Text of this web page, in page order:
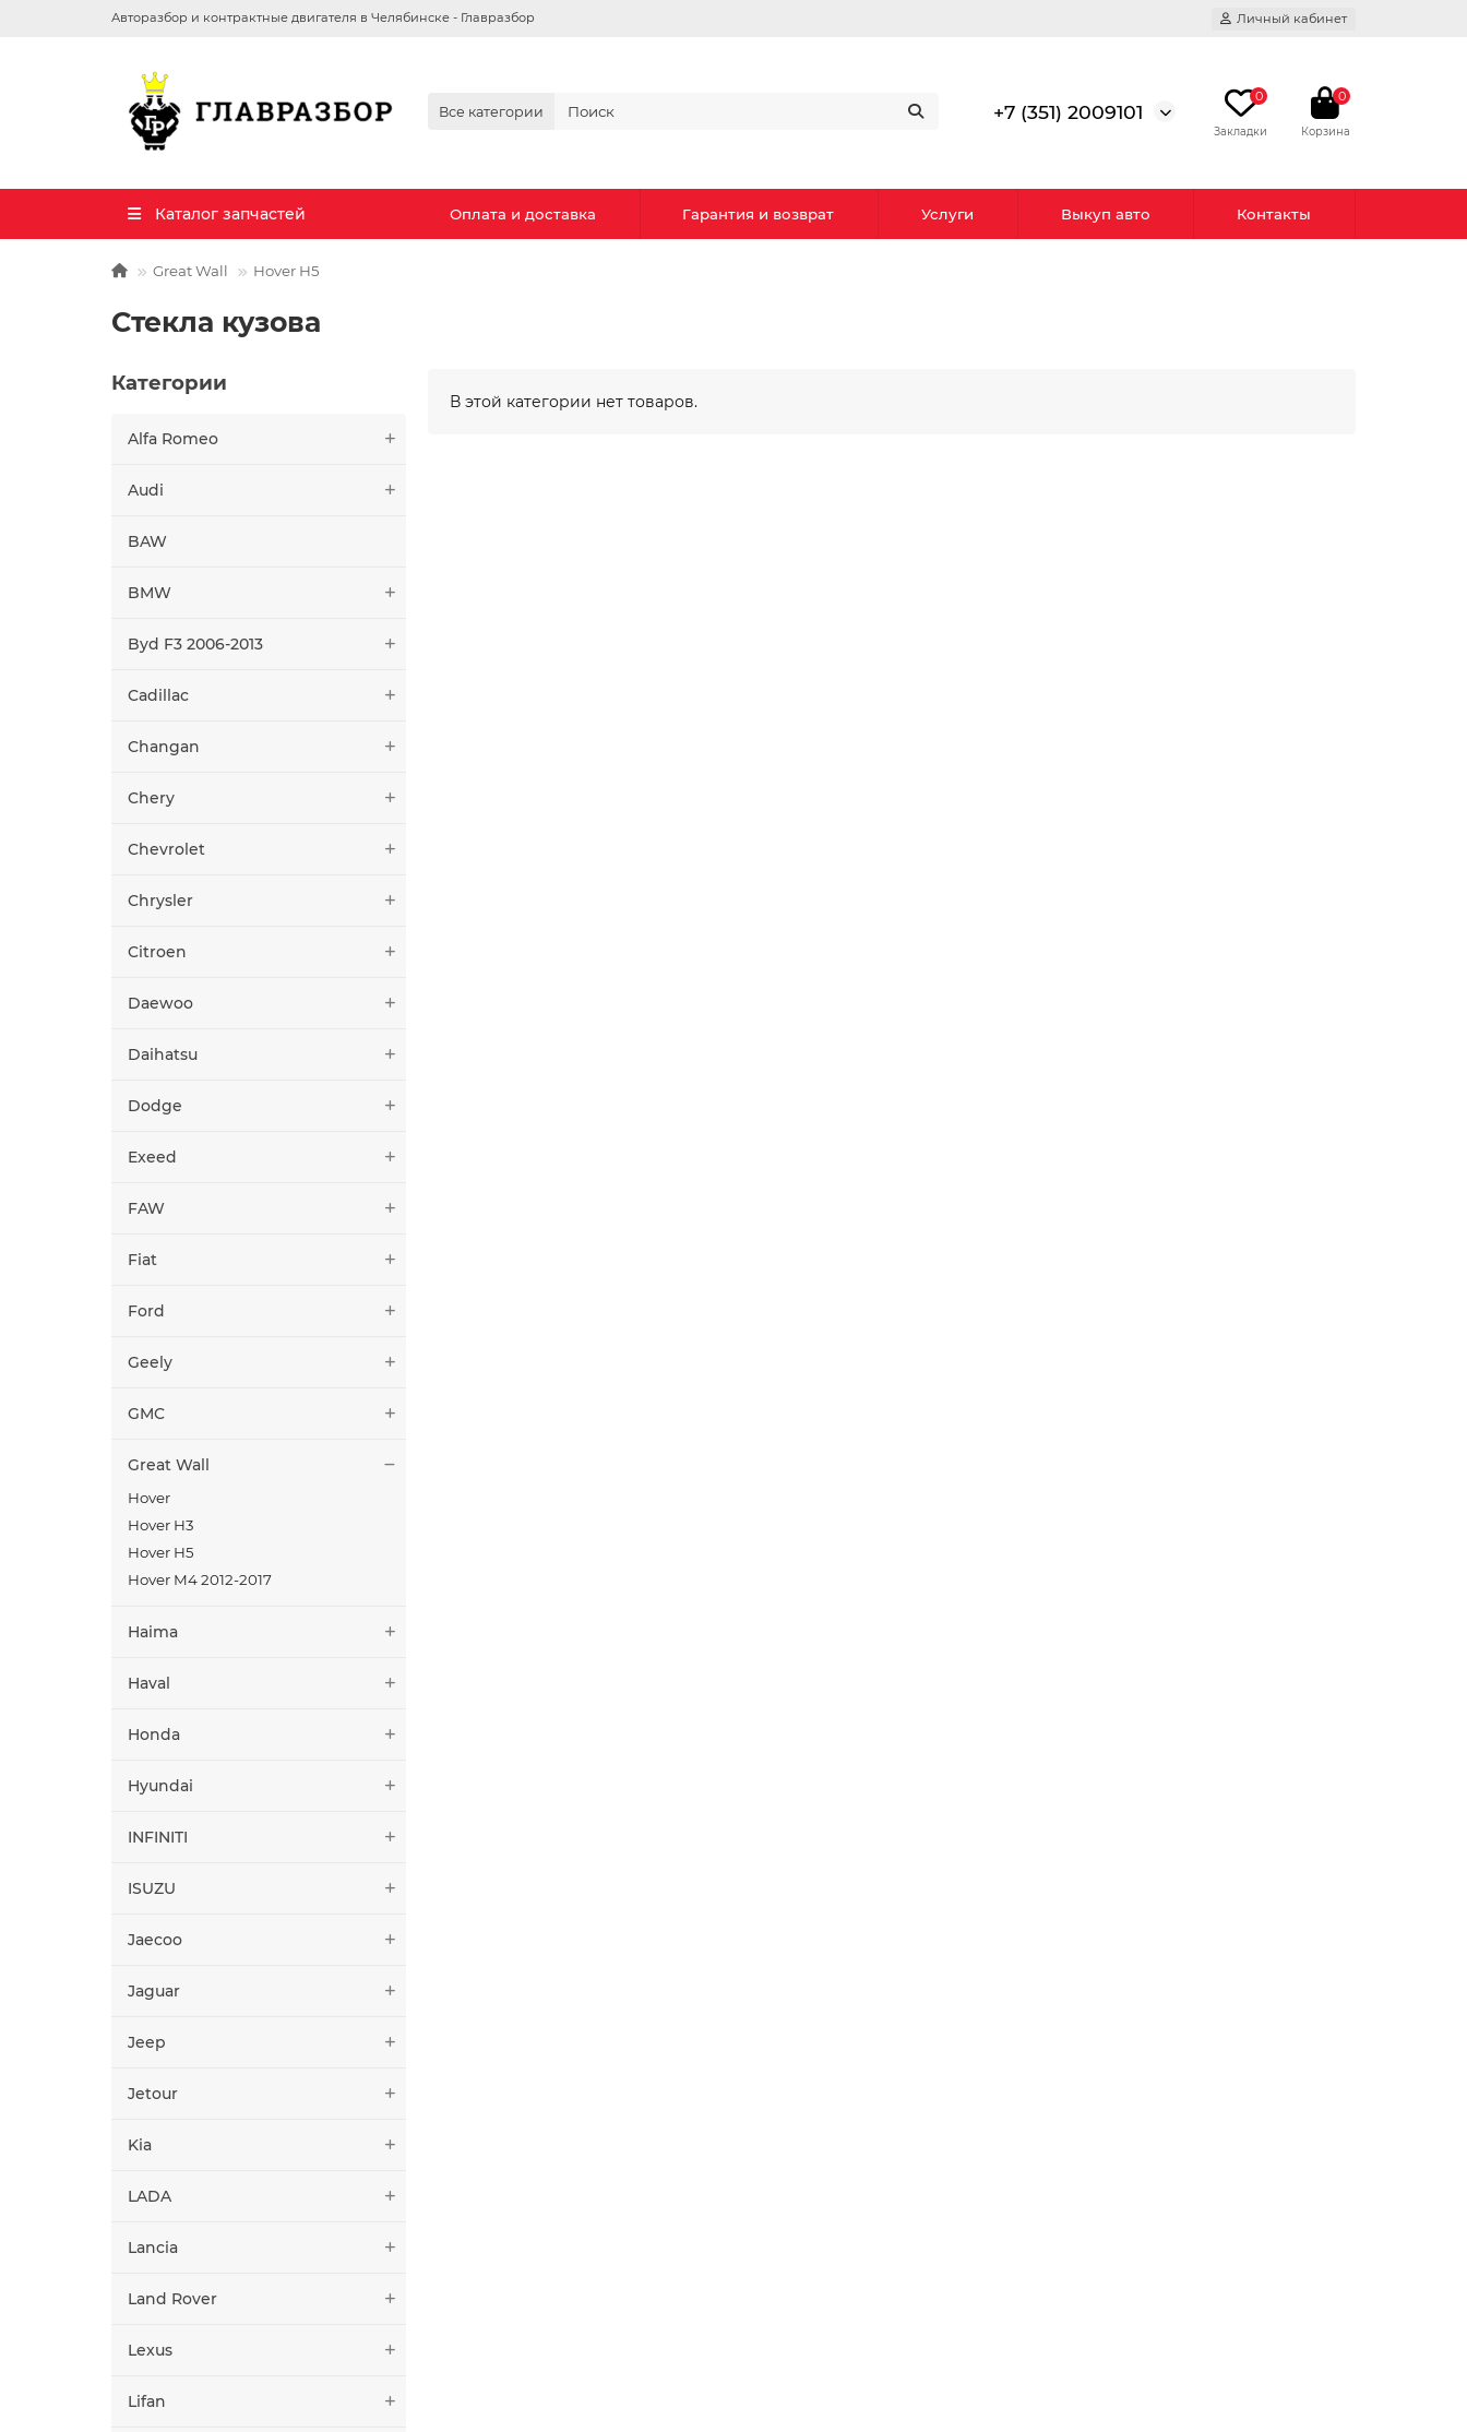
Авторазбор и контрактные двигателя в Челябинске - Главразбор Личный кабинет
Все категории +7 (351) 2009101
0 0
Каталог запчастей Оплата и доставка Гарантия и возврат Услуги Выкуп авто Контакты
Great Wall Hover H5
Стекла кузова
Категории
Alfa Romeo
Audi
BAW
BMW
Byd F3 2006-2013
Cadillac
Changan
Chery
Chevrolet
Chrysler
Citroen
Daewoo
Daihatsu
Dodge
Exeed
FAW
Fiat
Ford
Geely
GMC
Great Wall
Hover
Hover H3
Hover H5
Hover M4 2012-2017
Haima
Haval
Honda
Hyundai
INFINITI
ISUZU
Jaecoo
Jaguar
Jeep
Jetour
Kia
LADA
Lancia
Land Rover
Lexus
Lifan
В этой категории нет товаров.